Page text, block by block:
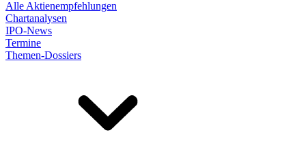
Alle Aktienempfehlungen
Chartanalysen
IPO-News
Termine
Themen-Dossiers